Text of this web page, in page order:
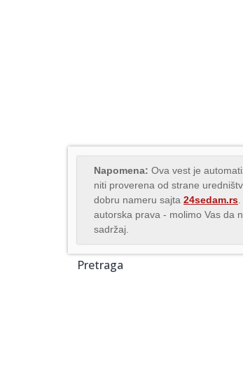
Napomena: Ova vest je
niti proverena od strane
dobru nameru sajta 24sedam.rs
autorska prava - molimo Vas da
sadržaj.
Pretraga